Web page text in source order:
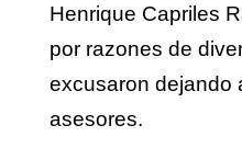
Henrique Capriles
por razones de
excusaron dejando
asesores.